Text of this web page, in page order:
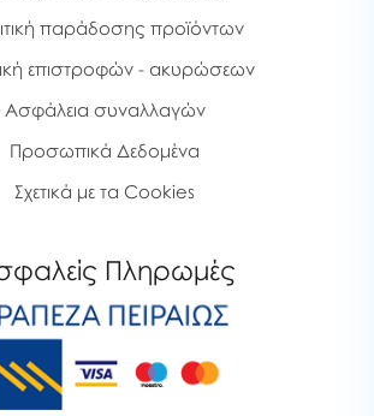
παράδοσης προϊόντων
επιστροφών - ακυρώσεων
Ασφάλεια συναλλαγών
Προσωπικά Δεδομένα
Σχετικά με τα Cookies
Πληρωμές